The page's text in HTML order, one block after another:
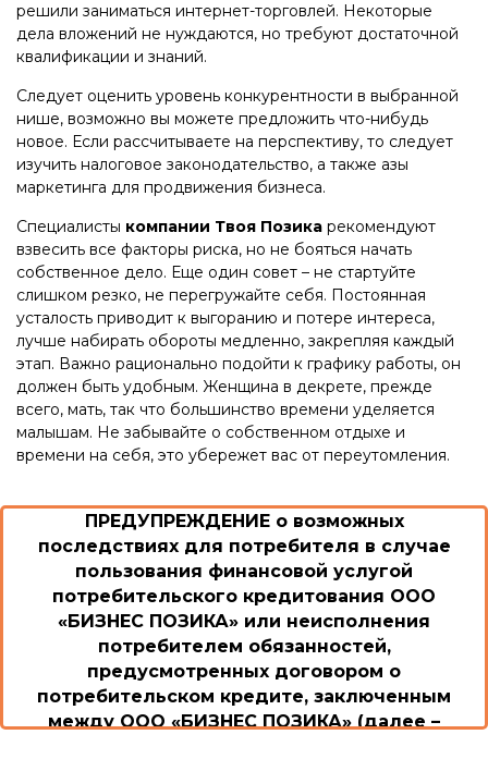
решили заниматься интернет-торговлей. Некоторые
дела вложений не нуждаются, но требуют достаточной
квалификации и знаний.
Следует оценить уровень конкурентности в выбранной
нише, возможно вы можете предложить что-нибудь
новое. Если рассчитываете на перспективу, то следует
изучить налоговое законодательство, а также азы
маркетинга для продвижения бизнеса.
Специалисты компании Твоя Позика рекомендуют
взвесить все факторы риска, но не бояться начать
собственное дело. Еще один совет – не стартуйте
слишком резко, не перегружайте себя. Постоянная
усталость приводит к выгоранию и потере интереса,
лучше набирать обороты медленно, закрепляя каждый
этап. Важно рационально подойти к графику работы, он
должен быть удобным. Женщина в декрете, прежде
всего, мать, так что большинство времени уделяется
малышам. Не забывайте о собственном отдыхе и
времени на себя, это убережет вас от переутомления.
ПРЕДУПРЕЖДЕНИЕ о возможных
последствиях для потребителя в случае
пользования финансовой услугой
потребительского кредитования ООО
«БИЗНЕС ПОЗИКА» или неисполнения
потребителем обязанностей,
предусмотренных договором о
потребительском кредите, заключенным
между ООО «БИЗНЕС ПОЗИКА» (далее –